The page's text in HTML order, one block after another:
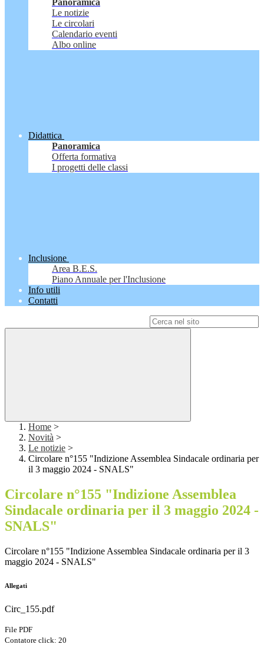
Panoramica
Le notizie
Le circolari
Calendario eventi
Albo online
Didattica
Panoramica
Offerta formativa
I progetti delle classi
Inclusione
Area B.E.S.
Piano Annuale per l'Inclusione
Info utili
Contatti
Home >
Novità >
Le notizie >
Circolare n°155 "Indizione Assemblea Sindacale ordinaria per
il 3 maggio 2024 - SNALS"
Circolare n°155 "Indizione Assemblea
Sindacale ordinaria per il 3 maggio 2024 -
SNALS"
Circolare n°155 "Indizione Assemblea Sindacale ordinaria per il 3
maggio 2024 - SNALS"
Allegati
Circ_155.pdf
File PDF
Contatore click: 20